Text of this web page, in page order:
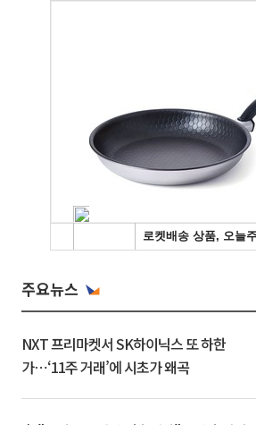
주요뉴스
NXT 프리마켓서 SK하이닉스 또 하한
가⋯‘11주 거래’에 시초가 왜곡